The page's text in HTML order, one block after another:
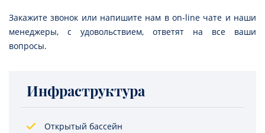
Закажите звонок или напишите нам в on-line чате и наши
менеджеры, с удовольствием, ответят на все ваши
вопросы.
Инфраструктура
Открытый бассейн